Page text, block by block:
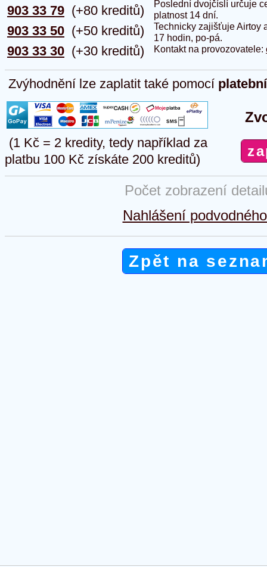
903 33 79
903 33 50
903 33 30
(+80 kreditů)
(+50 kreditů)
(+30 kreditů)
Poslední dvojčíslí určuje
platnost 14 dní.
Technicky zajišťuje Airtoy
17 hodin, po-pá.
Kontakt na provozovatele:
Zvýhodnění lze zaplatit také pomocí
(1 Kč = 2 kredity, tedy například za
platbu 100 Kč získáte 200 kreditů)
Počet zobrazení
Nahlášení
Zpět na